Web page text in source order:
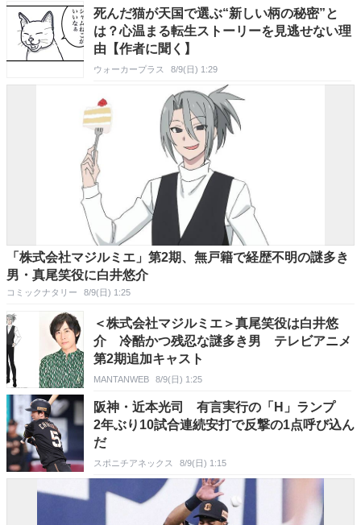
死んだ猫が天国で選ぶ“新しい柄の秘密”と
は？心温まる転生ストーリーを見逃せない理
由【作者に聞く】
ウォーカープラス 8/9(日) 1:29
「株式会社マジルミエ」第2期、無戸籍で経歴不明の謎多き
男・真尾笑役に白井悠介
コミックナタリー 8/9(日) 1:25
＜株式会社マジルミエ＞真尾笑役は白井悠
介 冷酷かつ残忍な謎多き男 テレビアニメ
第2期追加キャスト
MANTANWEB 8/9(日) 1:25
阪神・近本光司 有言実行の「H」ランプ
2年ぶり10試合連続安打で反撃の1点呼び込ん
だ
スポニチアネックス 8/9(日) 1:15